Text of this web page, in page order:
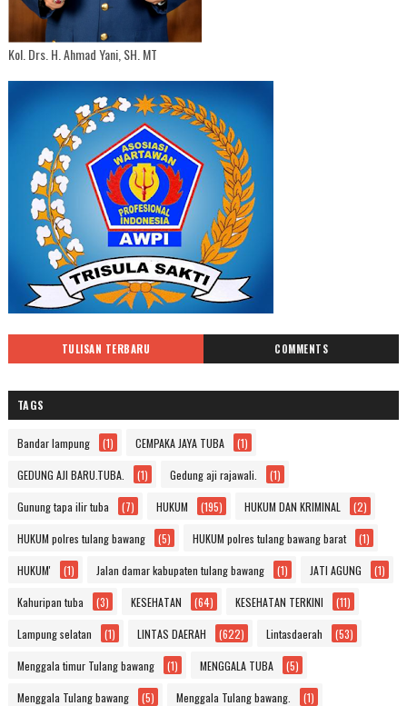
Kol. Drs. H. Ahmad Yani, SH. MT
TULISAN TERBARU COMMENTS
TAGS
Bandar lampung (1) CEMPAKA JAYA TUBA (1)
GEDUNG AJI BARU.TUBA. (1) Gedung aji rajawali. (1)
Gunung tapa ilir tuba (7) HUKUM (195) HUKUM DAN KRIMINAL (2)
HUKUM polres tulang bawang (5) HUKUM polres tulang bawang barat (1)
HUKUM' (1) Jalan damar kabupaten tulang bawang (1) JATI AGUNG (1)
Kahuripan tuba (3) KESEHATAN (64) KESEHATAN TERKINI (11)
Lampung selatan (1) LINTAS DAERAH (622) Lintasdaerah (53)
Menggala timur Tulang bawang (1) MENGGALA TUBA (5)
Menggala Tulang bawang (5) Menggala Tulang bawang. (1)